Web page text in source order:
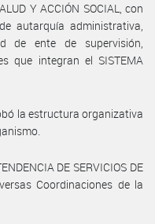
Y ACCIÓN SOCIAL, con
autarquía administrativa,
de ente de supervisión,
que integran el SISTEMA
la estructura organizativa
DE SERVICIOS DE
Coordinaciones de la